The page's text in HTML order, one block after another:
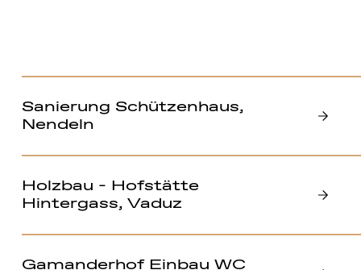
Sanierung Schützenhaus,
Nendeln
Holzbau - Hofstätte
Hintergass, Vaduz
Gamanderhof Einbau WC